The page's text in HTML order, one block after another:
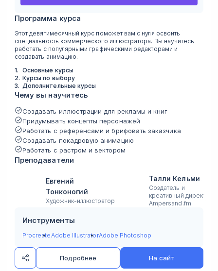
Программа курса
Этот девятимесячный курс поможет вам с нуля освоить
специальность коммерческого иллюстратора. Вы научитесь
работать с популярными графическими редакторами и
создавать анимацию.
1. Основные курсы
2. Курсы по выбору
3. Дополнительные курсы
Чему вы научитесь
Создавать иллюстрации для рекламы и книг
Придумывать концепты персонажей
Работать с референсами и брифовать заказчика
Создавать покадровую анимацию
Работать с растром и вектором
Преподаватели
Евгений
Тонконогий
Художник-иллюстратор
Талли Кельми
Создатель и
креативный директор в
Ampersand.fm
Инструменты
ProcreateAdobe IllustratorAdobe Photoshop
Подробнее На сайт